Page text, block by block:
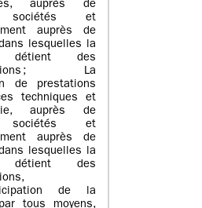
auprès de
sociétés et
auprès de
lesquelles la
détient des
; La
de prestations
techniques et
auprès de
sociétés et
auprès de
lesquelles la
détient des
de la
tous moyens,